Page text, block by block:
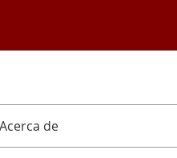
Acerca de